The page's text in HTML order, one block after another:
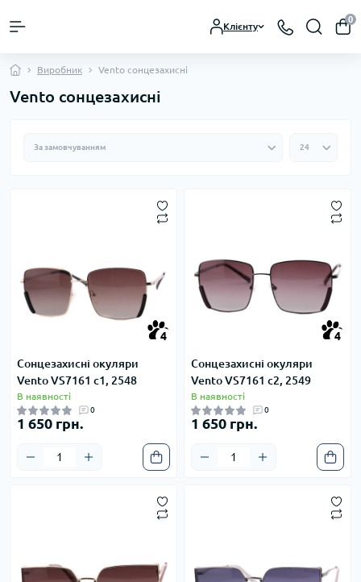
Клієнту
0
Виробник Vento сонцезахисні
Vento сонцезахисні
4
4
Сонцезахисні окуляри
Vento VS7161 c1, 2548
В наявності
0
1 650 грн.
4
4
Сонцезахисні окуляри
Vento VS7161 c2, 2549
В наявності
0
1 650 грн.